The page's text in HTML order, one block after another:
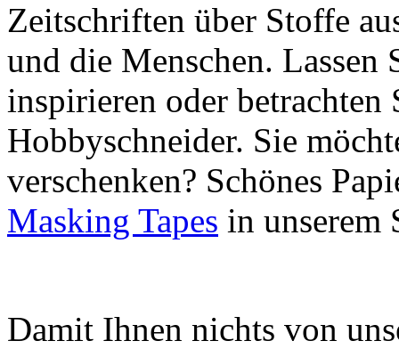
Zeitschriften über Stoffe
und die Menschen.
inspirieren oder betrachten
Hobbyschneider. Sie
verschenken? Schönes
Masking Tapes in unserem
Damit Ihnen nichts von